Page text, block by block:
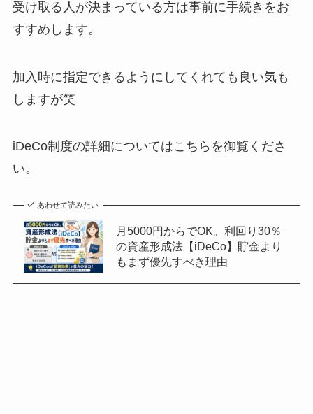
受け取る人が決まっている方は事前に手続きをお
すすめします。
加入時に指定できるようにしてくれても良い気も
しますが笑
iDeCo制度の詳細についてはこちらを御覧くださ
い。
あわせて読みたい
月5000円からでOK。利回り30％
の資産形成法【iDeCo】貯金より
もまず優先すべき理由